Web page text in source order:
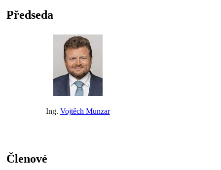
Předseda
Ing. Vojtěch Munzar
Členové